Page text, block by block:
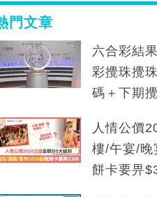
門文章
六合彩結
彩攪珠攪
碼＋下期
人情公價
樓/午宴/
餅卡要畀